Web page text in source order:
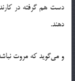
دست هم گرفته در
دهند.
و مى‌گوید که مروت